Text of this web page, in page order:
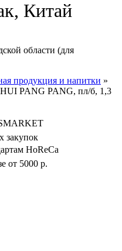
Китай
области (для
продукция и напитки »
PANG PANG, пл/б, 1,3
закупок
HoReCa
от 5000 р.